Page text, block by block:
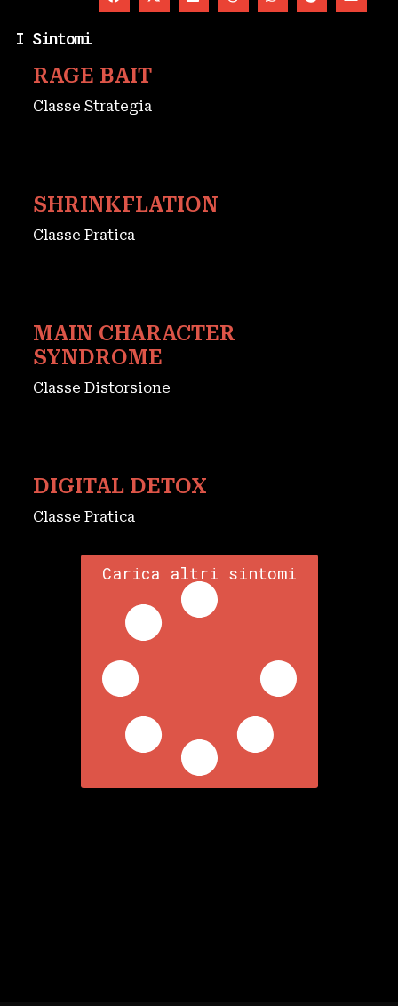
I Sintomi
RAGE BAIT
Classe Strategia
SHRINKFLATION
Classe Pratica
MAIN CHARACTER
SYNDROME
Classe Distorsione
DIGITAL DETOX
Classe Pratica
Carica altri sintomi